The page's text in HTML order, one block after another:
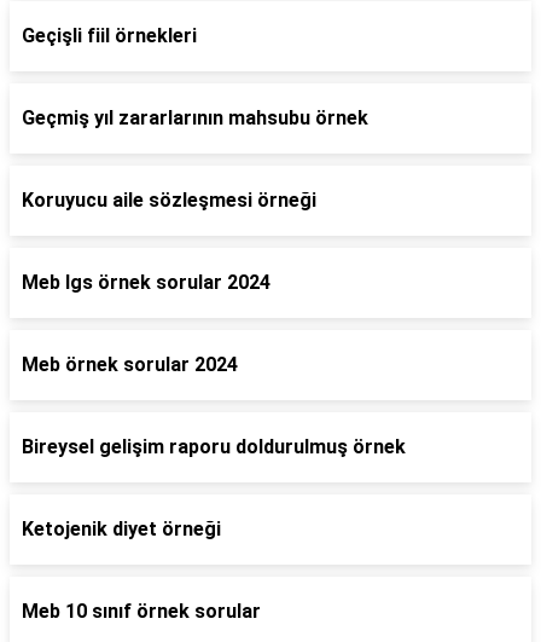
Geçişli fiil örnekleri
Geçmiş yıl zararlarının mahsubu örnek
Koruyucu aile sözleşmesi örneği
Meb lgs örnek sorular 2024
Meb örnek sorular 2024
Bireysel gelişim raporu doldurulmuş örnek
Ketojenik diyet örneği
Meb 10 sınıf örnek sorular